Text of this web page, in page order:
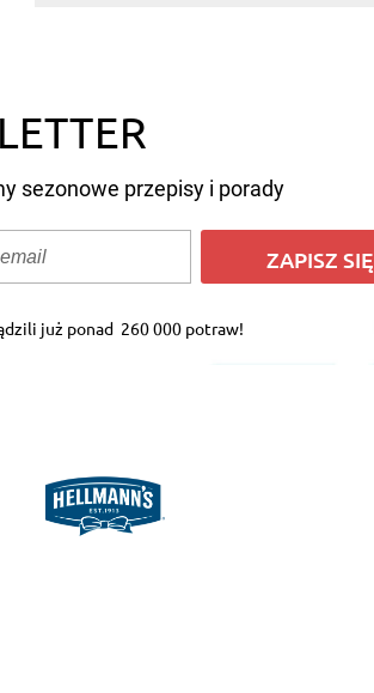
sezonowe przepisy i porady
ZAPISZ SIĘ
już ponad 260 000 potraw!